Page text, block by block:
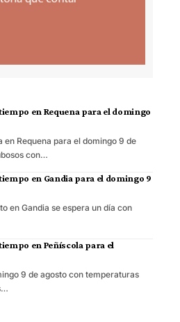
en Requena para el domingo
Requena para el domingo 9 de
con…
en Gandia para el domingo 9
en Gandia se espera un día con
en Peñíscola para el
9 de agosto con temperaturas